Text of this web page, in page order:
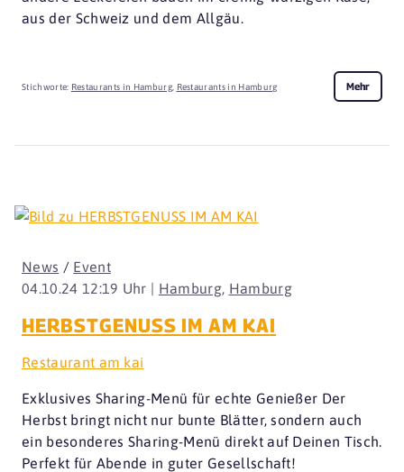
aus der Schweiz und dem Allgäu.
Stichworte: Restaurants in Hamburg, Restaurants in Hamburg Mehr
04.10.24 12:19 Uhr | Hamburg, Hamburg
News / Event
HERBSTGENUSS IM AM KAI
Restaurant am kai
Exklusives Sharing-Menü für echte Genießer Der
Herbst bringt nicht nur bunte Blätter, sondern auch
ein besonderes Sharing-Menü direkt auf Deinen Tisch.
Perfekt für Abende in guter Gesellschaft!